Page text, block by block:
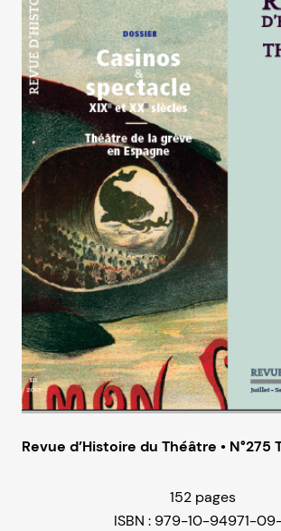
Revue d’Histoire du Théâtre • N°275
152 pages
ISBN : 979-10-94971-